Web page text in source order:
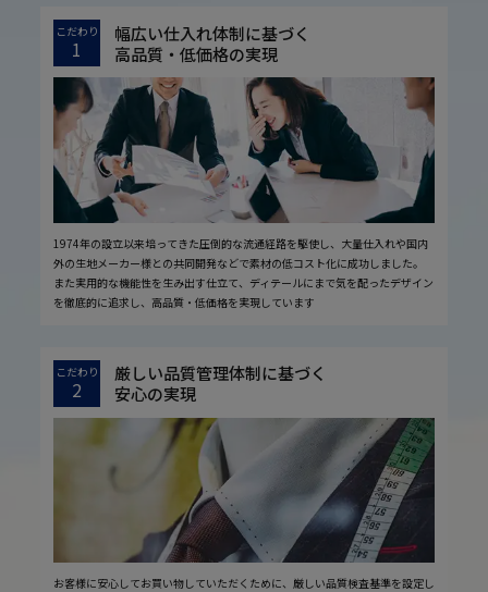
こだわり
1
幅広い仕入れ体制に基づく
高品質・低価格の実現
1974年の設立以来培ってきた圧倒的な流通経路を駆使し、大量仕入れや国内
外の生地メーカー様との共同開発などで素材の低コスト化に成功しました。
また実用的な機能性を生み出す仕立て、ディテールにまで気を配ったデザイン
を徹底的に追求し、高品質・低価格を実現しています
こだわり
2
厳しい品質管理体制に基づく
安心の実現
お客様に安心してお買い物していただくために、厳しい品質検査基準を設定し